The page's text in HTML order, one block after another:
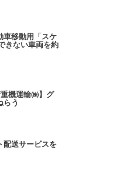
車移動用「スケ
きない車両を約
機運輸㈱】グ
らう
配送サービスを